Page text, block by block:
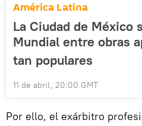
América Latina
La Ciudad de México
Mundial entre obras
tan populares
11 de abril, 20:00 GMT
Por ello, el exárbitro